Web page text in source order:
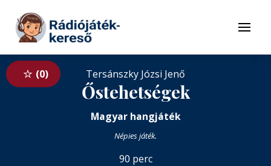
Tovább a tartalomhoz
Menü
0 Tersánszky Józsi Jenő
Őstehetségek
Magyar hangjáték
Népies játék.
90 perc